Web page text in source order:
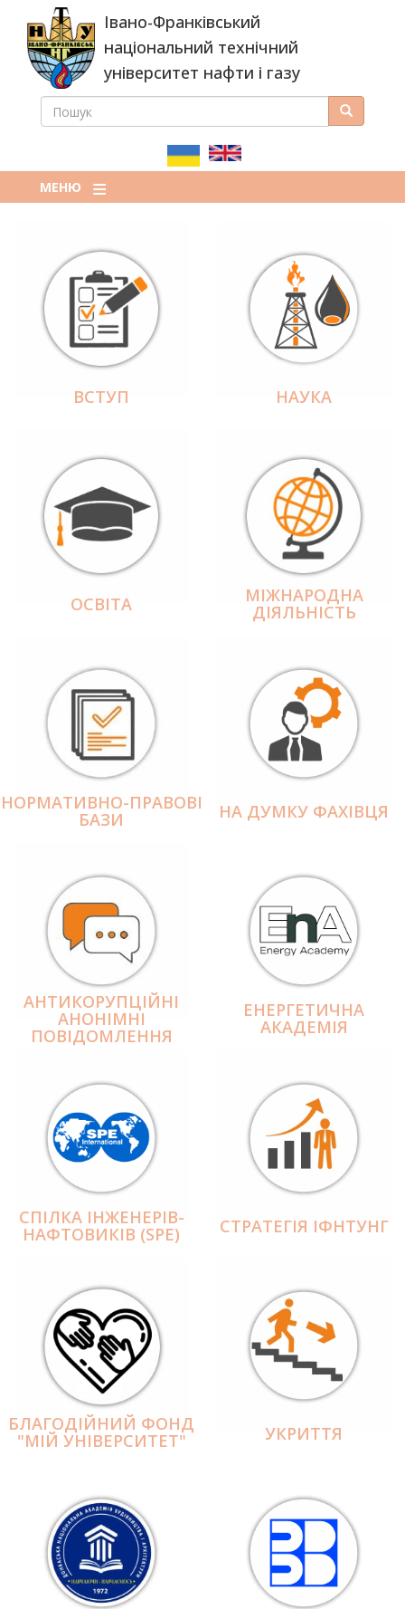
основного
вмісту
Івано-Франківський
національний технічний
університет нафти і газу
ПОШУКОВА
ПОШУК Пошук
МЕНЮ
ВСТУП НАУКА
ОСВІТА МІЖНАРОДНА
ДІЯЛЬНІCТЬ
НОРМАТИВНО-ПРАВОВІ
БАЗИ НА ДУМКУ ФАХІВЦЯ
АНТИКОРУПЦІЙНІ
АНОНІМНІ
ПОВІДОМЛЕННЯ
ЕНЕРГЕТИЧНА
АКАДЕМІЯ
СПІЛКА ІНЖЕНЕРІВ-
НАФТОВИКІВ (SPE) СТРАТЕГІЯ ІФНТУНГ
БЛАГОДІЙНИЙ ФОНД
"МІЙ УНІВЕРСИТЕТ" УКРИТТЯ